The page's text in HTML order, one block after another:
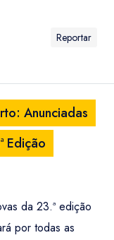
Reportar
Anunciadas
Edição
da 23.ª edição
por todas as